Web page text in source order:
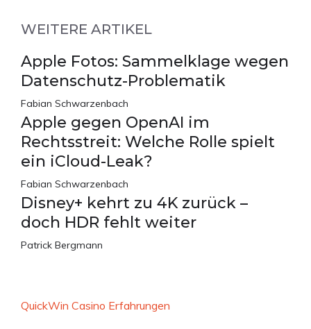
WEITERE ARTIKEL
Apple Fotos: Sammelklage wegen
Datenschutz-Problematik
Fabian Schwarzenbach
Apple gegen OpenAI im
Rechtsstreit: Welche Rolle spielt
ein iCloud-Leak?
Fabian Schwarzenbach
Disney+ kehrt zu 4K zurück –
doch HDR fehlt weiter
Patrick Bergmann
QuickWin Casino Erfahrungen